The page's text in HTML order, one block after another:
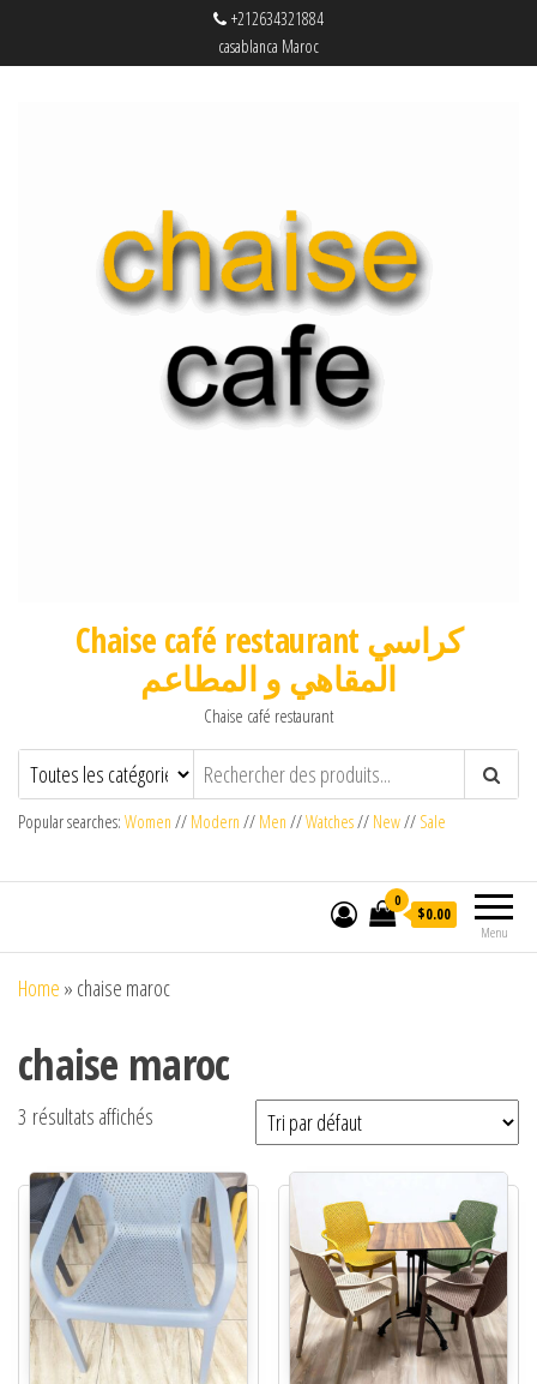
+212634321884
casablanca Maroc
Chaise café restaurant كراسي
المقاهي و المطاعم
Chaise café restaurant
Popular searches: Women // Modern // Men //Watches// New// Sale
Menu
0
$0.00
Home » chaise maroc
chaise maroc
3 résultats affichés